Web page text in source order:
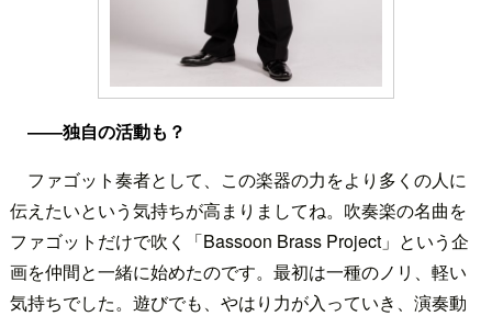
――独自の活動も？
ファゴット奏者として、この楽器の力をより多くの人に
伝えたいという気持ちが高まりましてね。吹奏楽の名曲を
ファゴットだけで吹く「Bassoon Brass Project」という企
画を仲間と一緒に始めたのです。最初は一種のノリ、軽い
気持ちでした。遊びでも、やはり力が入っていき、演奏動